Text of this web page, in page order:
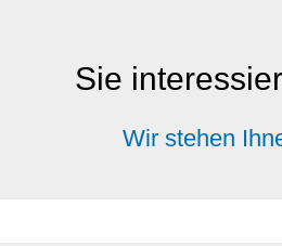
Sie
Wir stehen